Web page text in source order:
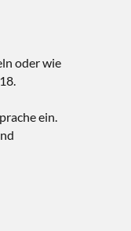
oder wie
ein.